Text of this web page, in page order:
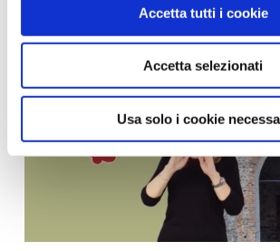
Accetta tutti i cookie
Accetta selezionati
Usa solo i cookie